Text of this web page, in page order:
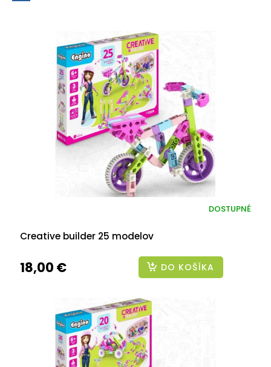
Creative builder 25 modelov
DOSTUPNÉ
18,00 € DO KOŠÍKA